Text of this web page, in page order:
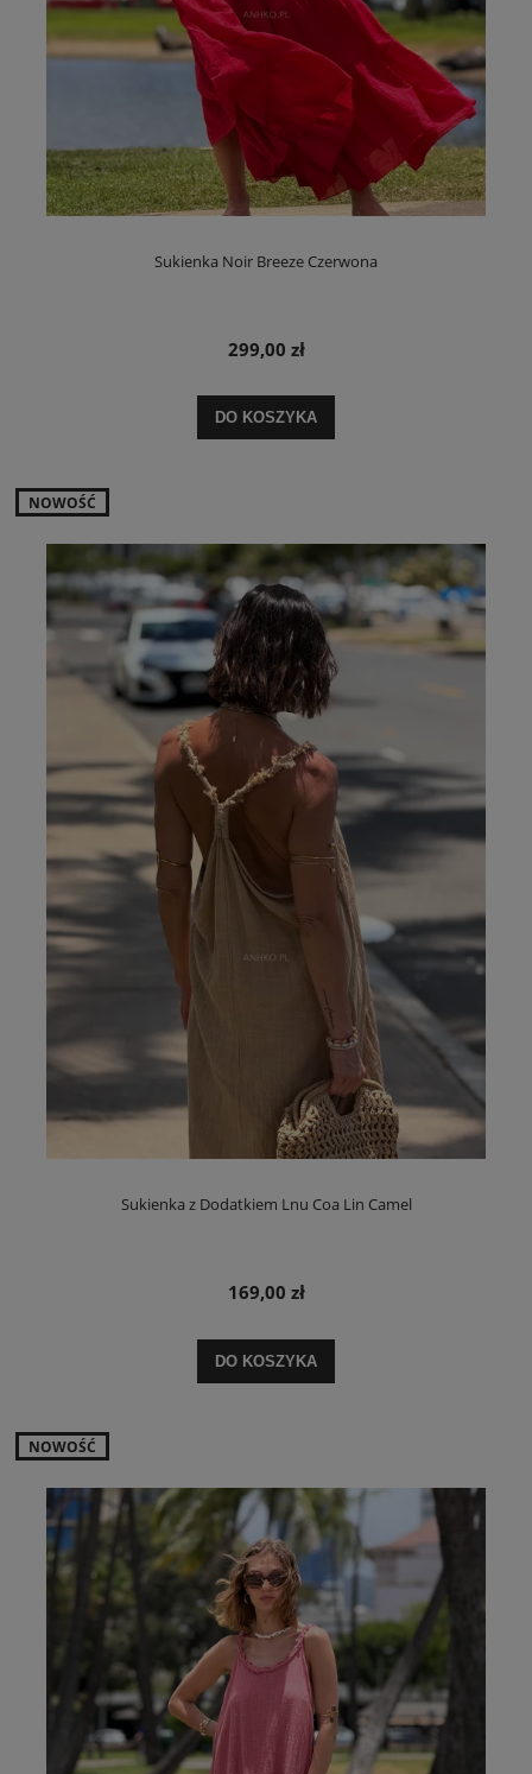
Sukienka Noir Breeze Czerwona
299,00 zł
DO KOSZYKA
Sukienka z Dodatkiem Lnu Coa Lin Camel
169,00 zł
DO KOSZYKA
NOWOŚĆ
NOWOŚĆ